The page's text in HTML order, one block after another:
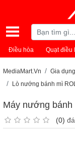
Điều hòa Quạt điều
MediaMart.Vn Gia
Lò nướng bánh mì
Máy nướng bánh
(0)